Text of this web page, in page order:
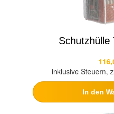
Schutzhülle
inklusive Steuern,
In den